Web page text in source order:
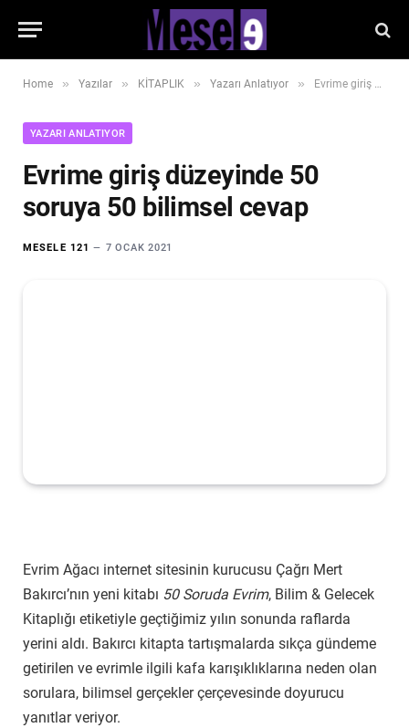
Home » Yazılar » KİTAPLIK » Yazarı Anlatıyor » Evrime giriş düzeyinde 50 soruya 50 bilimsel cevap
YAZARI ANLATIYOR
Evrime giriş düzeyinde 50
soruya 50 bilimsel cevap
MESELE 121 7 OCAK 2021
Evrim Ağacı internet sitesinin kurucusu Çağrı Mert
Bakırcı’nın yeni kitabı 50 Soruda Evrim, Bilim & Gelecek
Kitaplığı etiketiyle geçtiğimiz yılın sonunda raflarda
yerini aldı. Bakırcı kitapta tartışmalarda sıkça gündeme
getirilen ve evrimle ilgili kafa karışıklıklarına neden olan
sorulara, bilimsel gerçekler çerçevesinde doyurucu
yanıtlar veriyor.